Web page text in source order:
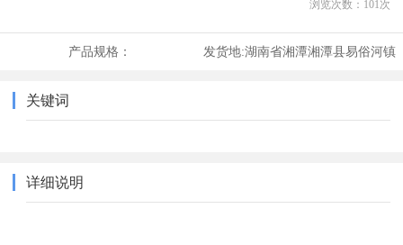
浏览次数： 101次
产品规格： 发货地:湖南省湘潭湘潭县易俗河镇
关键词
详细说明